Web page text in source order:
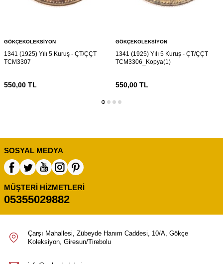
GÖKÇEKOLEKSIYON
1341 (1925) Yılı 5 Kuruş - ÇT/ÇÇT
TCM3307
550,00 TL
GÖKÇEKOLEKSIYON
1341 (1925) Yılı 5 Kuruş - ÇT/ÇÇT
TCM3306_Kopya(1)
550,00TL
SOSYAL MEDYA
MÜŞTERI HIZMETLERI
05355029882
Çarşı Mahallesi, Zübeyde Hanım Caddesi, 10/A, Gökçe
Koleksiyon, Giresun/Tirebolu